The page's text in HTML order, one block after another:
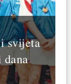
svijeta
dana